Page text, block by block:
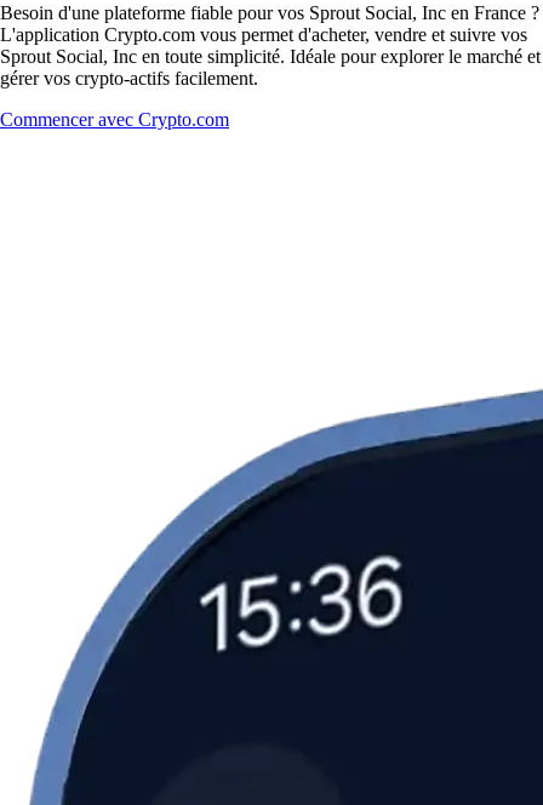
Besoin d'une plateforme fiable pour vos Sprout Social, Inc en France ?
L'application Crypto.com vous permet d'acheter, vendre et suivre vos
Sprout Social, Inc en toute simplicité. Idéale pour explorer le marché et
gérer vos crypto-actifs facilement.
Commencer avec Crypto.com